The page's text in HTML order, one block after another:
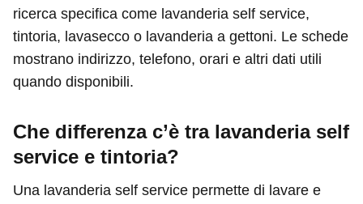
ricerca specifica come lavanderia self service,
tintoria, lavasecco o lavanderia a gettoni. Le schede
mostrano indirizzo, telefono, orari e altri dati utili
quando disponibili.
Che differenza c’è tra lavanderia self
service e tintoria?
Una lavanderia self service permette di lavare e